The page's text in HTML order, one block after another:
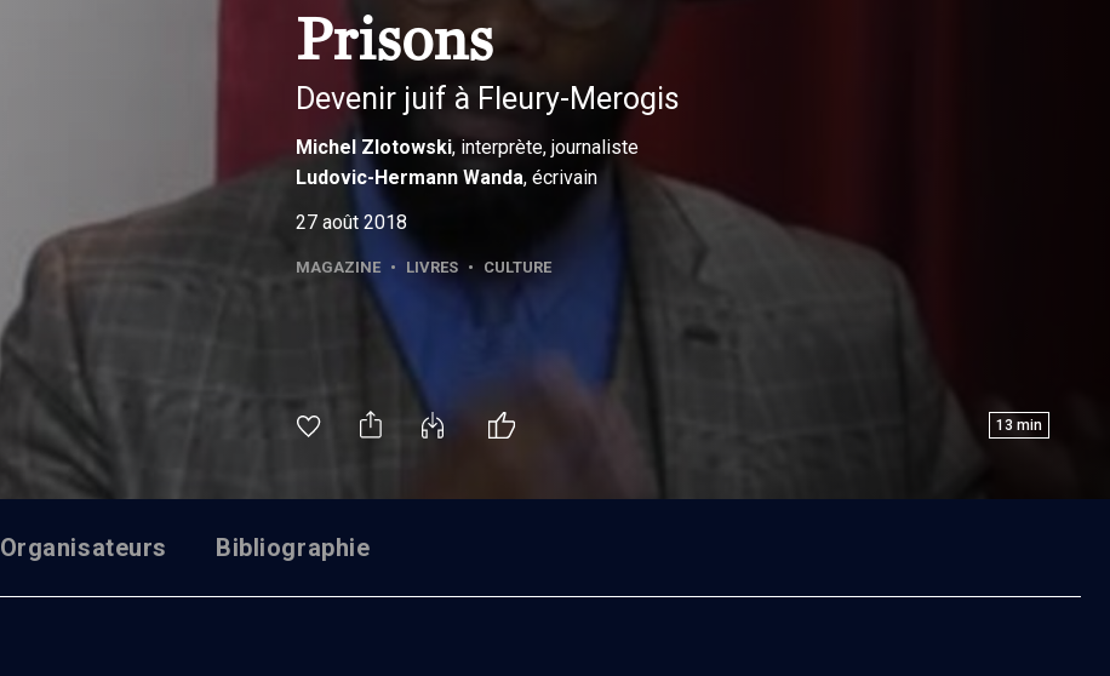
Prisons
Devenir juif à Fleury-Merogis
Michel Zlotowski, interprète, journaliste
Ludovic-Hermann Wanda, écrivain
27 août 2018
MAGAZINE • LIVRES • CULTURE
13 min
Organisateurs Bibliographie